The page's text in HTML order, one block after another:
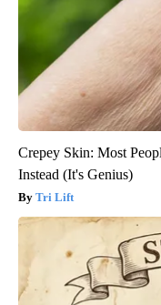
Crepey Skin: Most
Instead (It's Genius)
Tri Lift